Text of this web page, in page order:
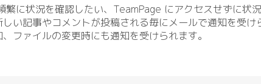
繁に状況を確認したい、TeamPage にアクセスせずに
い記事やコメントが投稿される毎にメールで通知を受
ファイルの変更時にも通知を受けられます。